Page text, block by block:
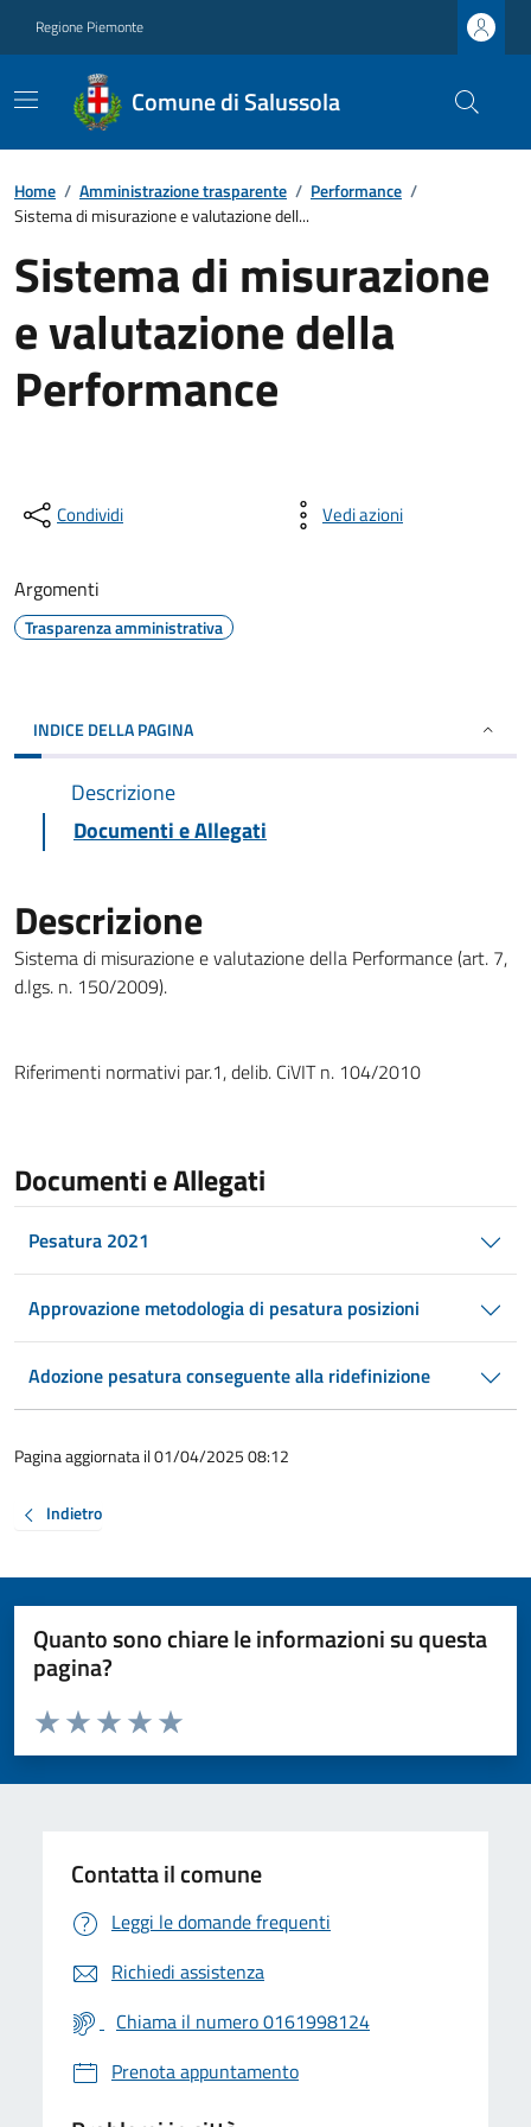
Regione Piemonte
Comune di Salussola
Home / Amministrazione trasparente / Performance /
Sistema di misurazione e valutazione dell...
Sistema di misurazione
e valutazione della
Performance
Condividi Vedi azioni
Argomenti
Trasparenza amministrativa
INDICE DELLA PAGINA
Descrizione
Documenti e Allegati
Descrizione
Sistema di misurazione e valutazione della Performance (art. 7,
d.lgs. n. 150/2009).
Riferimenti normativi par.1, delib. CiVIT n. 104/2010
Documenti e Allegati
Pesatura 2021
Approvazione metodologia di pesatura posizioni
Adozione pesatura conseguente alla ridefinizione
Pagina aggiornata il 01/04/2025 08:12
Indietro
Quanto sono chiare le informazioni su questa
pagina?
Valuta da 1 a 5 stelle la pagina
Valuta 5 stelle su 5
Valuta 4 stelle su 5
Valuta 3 stelle su 5
Valuta 2 stelle su 5
Valuta 1 stelle su 5
Contatta il comune
Leggi le domande frequenti
Richiedi assistenza
Chiama il numero 0161998124
Prenota appuntamento